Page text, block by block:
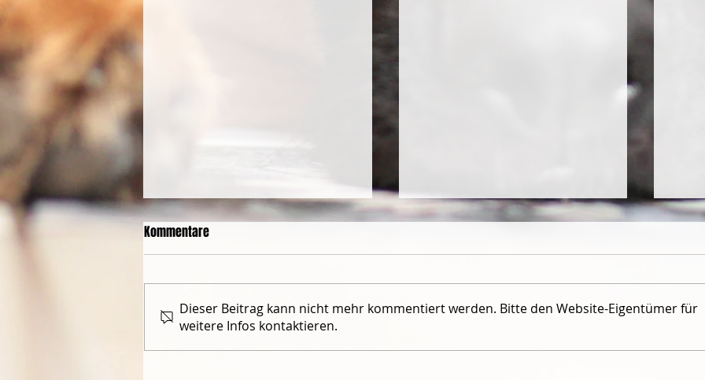
Grossartige Leistungen von
FH-Wochenende von D'Cujo,
Kommentare
Dieser Beitrag kann nicht mehr kommentiert werden. Bitte den Website-Eigentümer für
weitere Infos kontaktieren.